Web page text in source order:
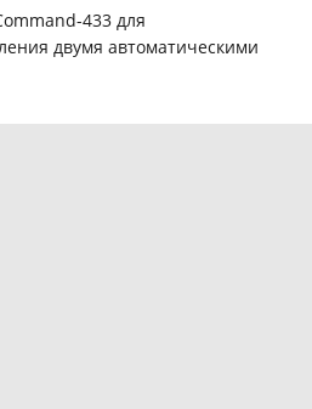
433 для
двумя автоматическими